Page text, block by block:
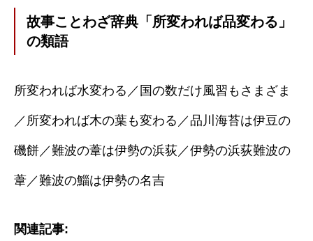
故事ことわざ辞典「所変われば品変わる」
の類語
所変われば水変わる／国の数だけ風習もさまざま
／所変われば木の葉も変わる／品川海苔は伊豆の
磯餅／難波の葦は伊勢の浜荻／伊勢の浜荻難波の
葦／難波の鯔は伊勢の名吉
関連記事: